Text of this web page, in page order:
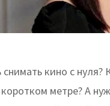
кино с
коротком метре? А